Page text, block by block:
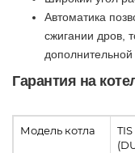
Автоматика
сжигании дров,
дополнительной
Гарантия на
Модель котла
TIS